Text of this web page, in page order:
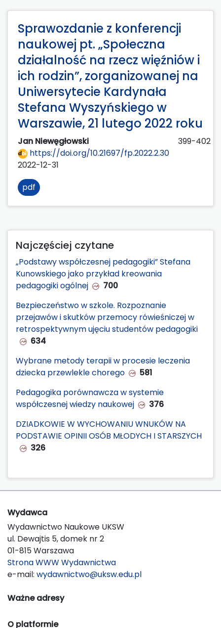
Sprawozdanie z konferencji
naukowej pt. „Społeczna
działalność na rzecz więźniów i
ich rodzin”, zorganizowanej na
Uniwersytecie Kardynała
Stefana Wyszyńskiego w
Warszawie, 21 lutego 2022 roku
Jan Niewęgłowski
399-402
https://doi.org/10.21697/fp.2022.2.30
2022-12-31
pdf
Najczęściej czytane
„Podstawy współczesnej pedagogiki” Stefana
Kunowskiego jako przykład kreowania
pedagogiki ogólnej
700
Bezpieczeństwo w szkole. Rozpoznanie
przejawów i skutków przemocy rówieśniczej w
retrospektywnym ujęciu studentów pedagogiki
634
Wybrane metody terapii w procesie leczenia
dziecka przewlekle chorego
581
Pedagogika porównawcza w systemie
współczesnej wiedzy naukowej
376
DZIADKOWIE W WYCHOWANIU WNUKÓW NA
PODSTAWIE OPINII OSÓB MŁODYCH I STARSZYCH
326
Wydawca
Wydawnictwo Naukowe UKSW
ul. Dewajtis 5, domek nr 2
01-815 Warszawa
Strona WWW Wydawnictwa
e-mail: wydawnictwo@uksw.edu.pl
Ważne adresy
O platformie